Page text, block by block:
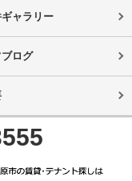
ャラリー
ログ